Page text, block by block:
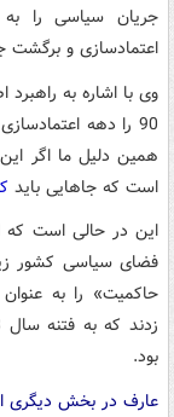
جریان سیاسی را به
اعتمادسازی و برگشت
وی با اشاره به
90 را دهه
همین دلیل ما اگر
است که جاهایی باید
این در حالی است که
فضای سیاسی کشور
حاکمیت»‌ را به
بود.
عارف در بخش دیگری